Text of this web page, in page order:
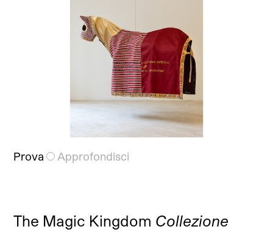
Prova Approfondisci
The Magic Kingdom Collezione